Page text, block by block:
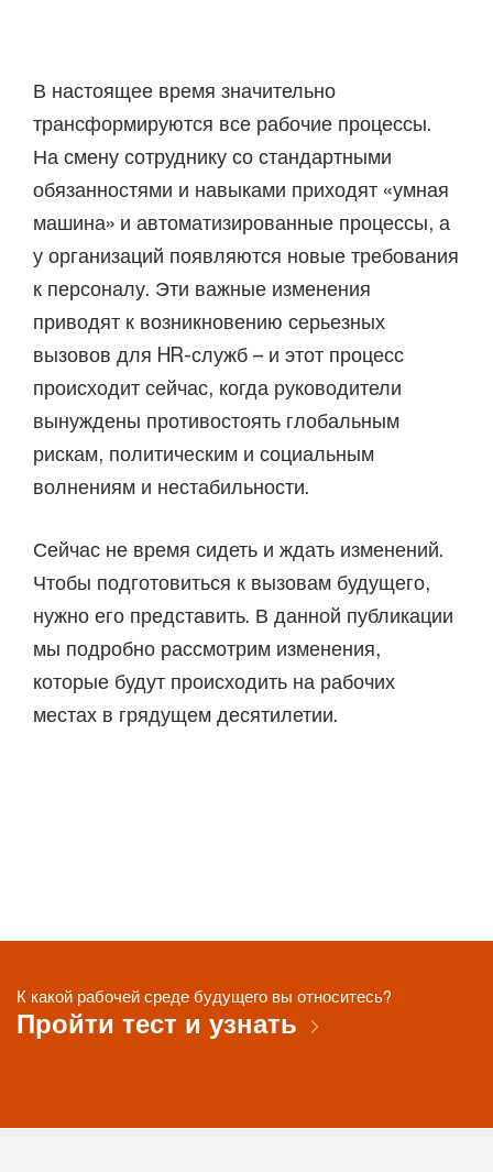
В настоящее время значительно
трансформируются все рабочие процессы.
На смену сотруднику со стандартными
обязанностями и навыками приходят «умная
машина» и автоматизированные процессы, а
у организаций появляются новые требования
к персоналу. Эти важные изменения
приводят к возникновению серьезных
вызовов для HR-служб – и этот процесс
происходит сейчас, когда руководители
вынуждены противостоять глобальным
рискам, политическим и социальным
волнениям и нестабильности.
Сейчас не время сидеть и ждать изменений.
Чтобы подготовиться к вызовам будущего,
нужно его представить. В данной публикации
мы подробно рассмотрим изменения,
которые будут происходить на рабочих
местах в грядущем десятилетии.
К какой рабочей среде будущего вы относитесь?
Пройти тест и узнать